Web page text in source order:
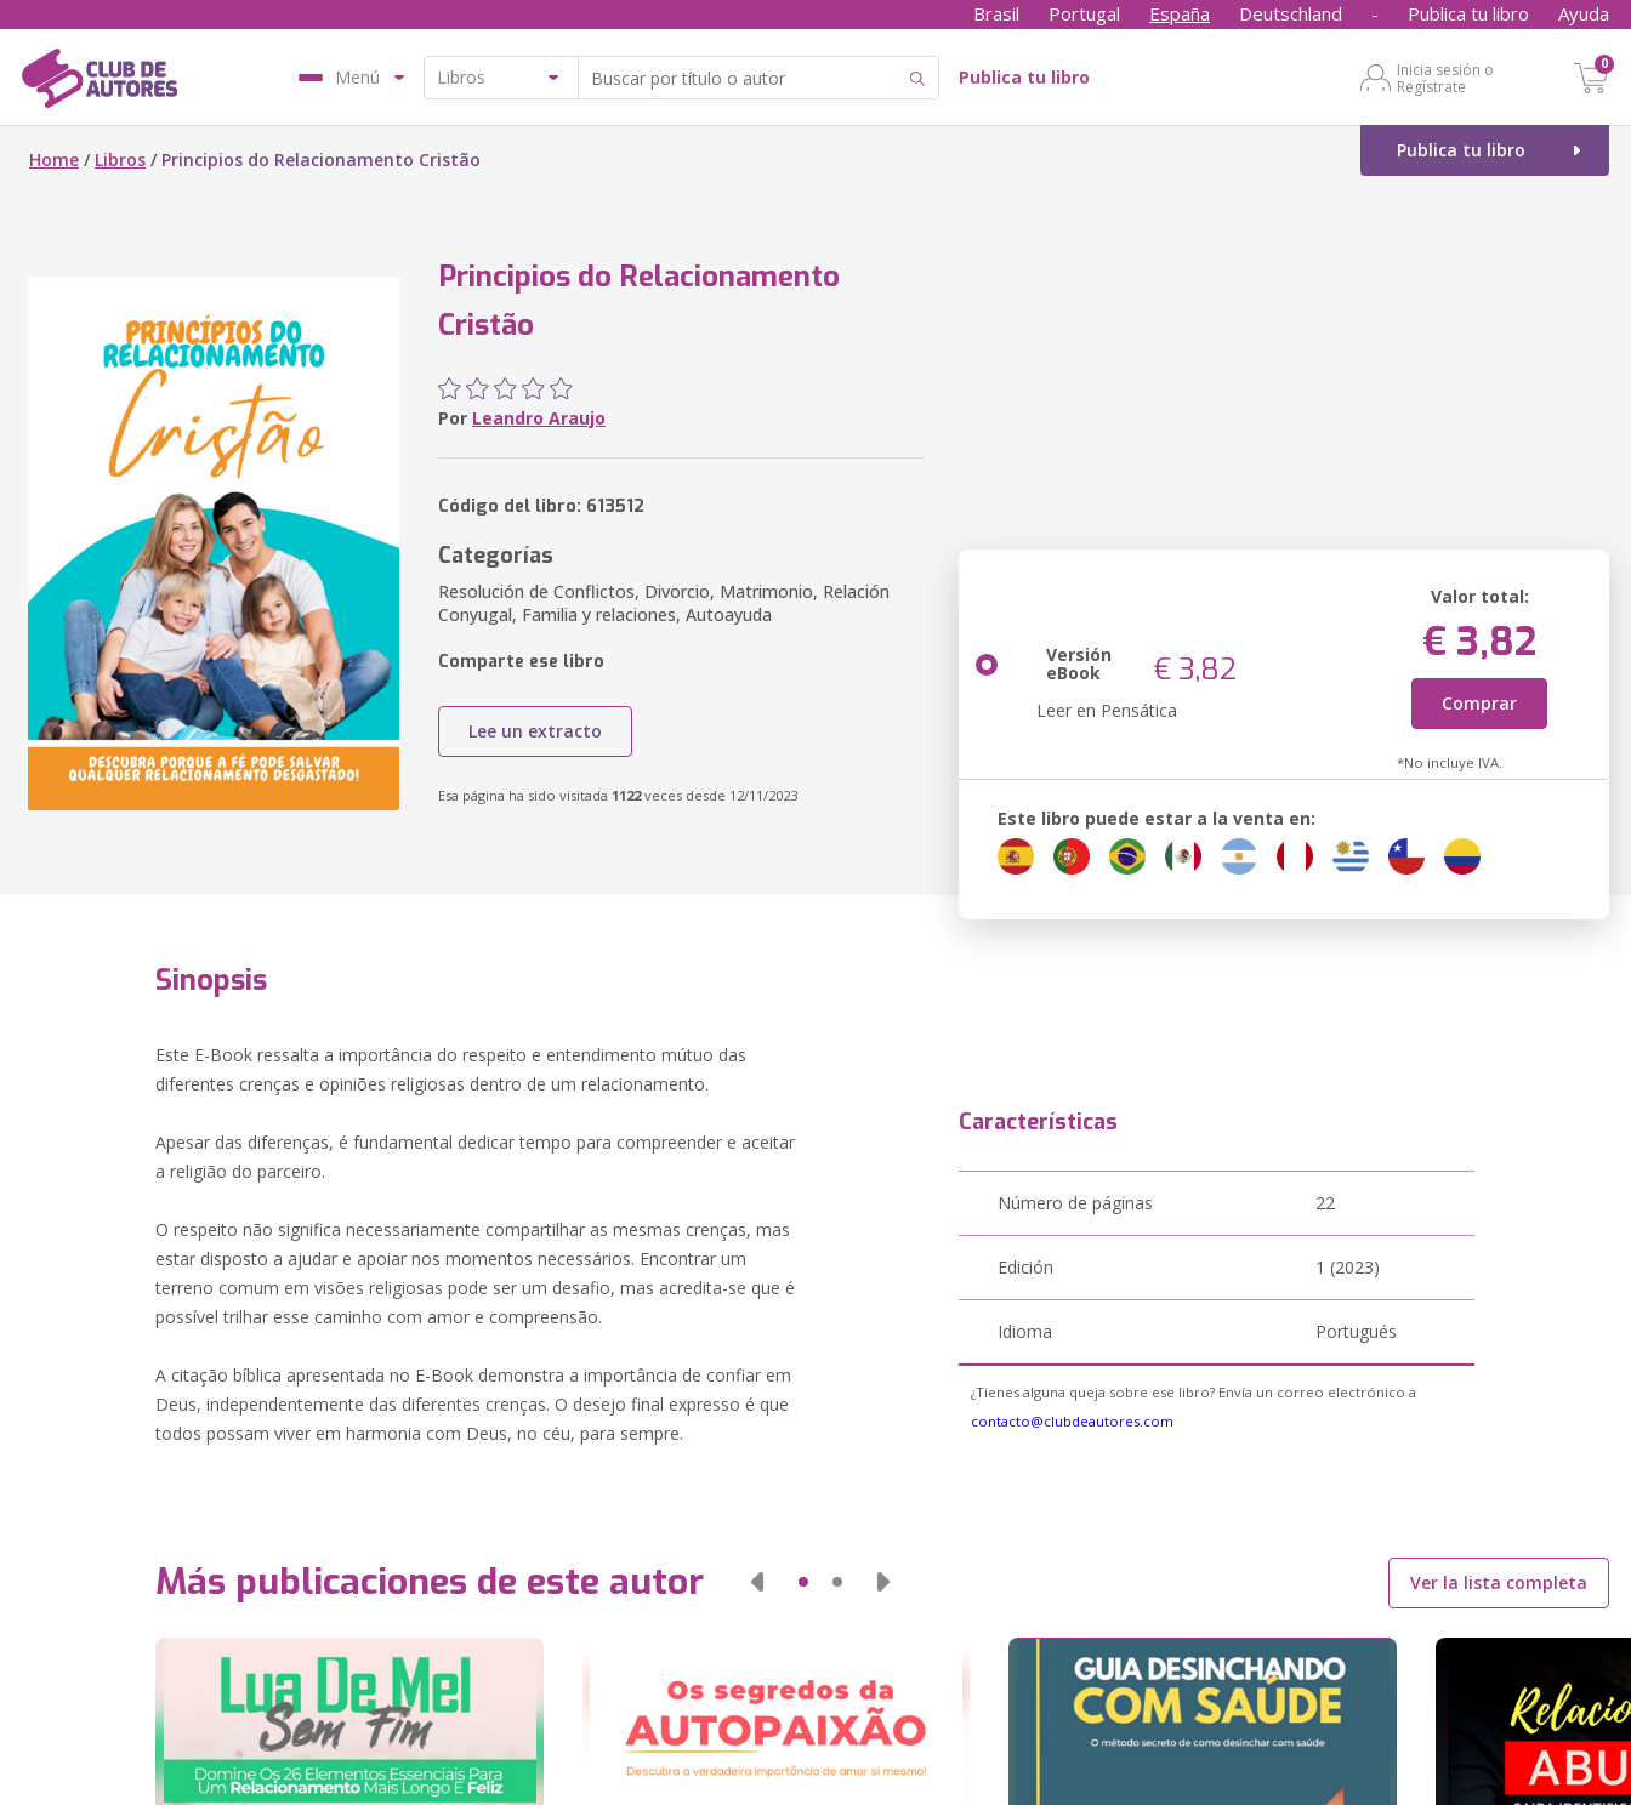
Brasil Portugal España Deutschland - Publica tu libro Ayuda
Menú Publica tu libro
Inicia sesión o
Regístrate
0
Publica tu libro
Home / Libros / Principios do Relacionamento Cristão
Principios do Relacionamento
Cristão
Por Leandro Araujo
Código del libro: 613512
Categorías
Resolución de Conflictos, Divorcio, Matrimonio, Relación
Conyugal, Familia y relaciones, Autoayuda
Comparte ese libro
Lee un extracto
Esa página ha sido visitada 1122veces desde 12/11/2023
Versión
eBook € 3,82
Leer en Pensática
Valor total:
€ 3,82
Comprar
*No incluye IVA.
Este libro puede estar a la venta en:
Sinopsis
Este E-Book ressalta a importância do respeito e entendimento mútuo das
diferentes crenças e opiniões religiosas dentro de um relacionamento.
Apesar das diferenças, é fundamental dedicar tempo para compreender e aceitar
a religião do parceiro.
O respeito não significa necessariamente compartilhar as mesmas crenças, mas
estar disposto a ajudar e apoiar nos momentos necessários. Encontrar um
terreno comum em visões religiosas pode ser um desafio, mas acredita-se que é
possível trilhar esse caminho com amor e compreensão.
A citação bíblica apresentada no E-Book demonstra a importância de confiar em
Deus, independentemente das diferentes crenças. O desejo final expresso é que
todos possam viver em harmonia com Deus, no céu, para sempre.
Características
Número de páginas 22
Edición 1 (2023)
Idioma Portugués
¿Tienes alguna queja sobre ese libro? Envía un correo electrónico a
contacto@clubdeautores.com
Más publicaciones de este autor Ver la lista completa